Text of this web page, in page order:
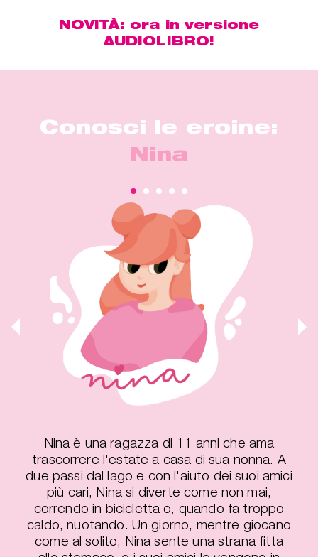
NOVITÀ: ora in versione
AUDIOLIBRO!
Conosci le eroine:
Nina
Nina è una ragazza di 11 anni che ama
trascorrere l'estate a casa di sua nonna. A
due passi dal lago e con l'aiuto dei suoi amici
più cari, Nina si diverte come non mai,
correndo in bicicletta o, quando fa troppo
caldo, nuotando. Un giorno, mentre giocano
come al solito, Nina sente una strana fitta